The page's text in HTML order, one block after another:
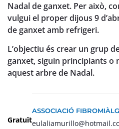
Nadal de ganxet. Per això,
vulgui el proper dijous 9
de ganxet amb refrigeri.
L’objectiu és crear un grup
ganxet, siguin principiants o
aquest arbre de Nadal.
Gratuït
ASSOCIACIÓ